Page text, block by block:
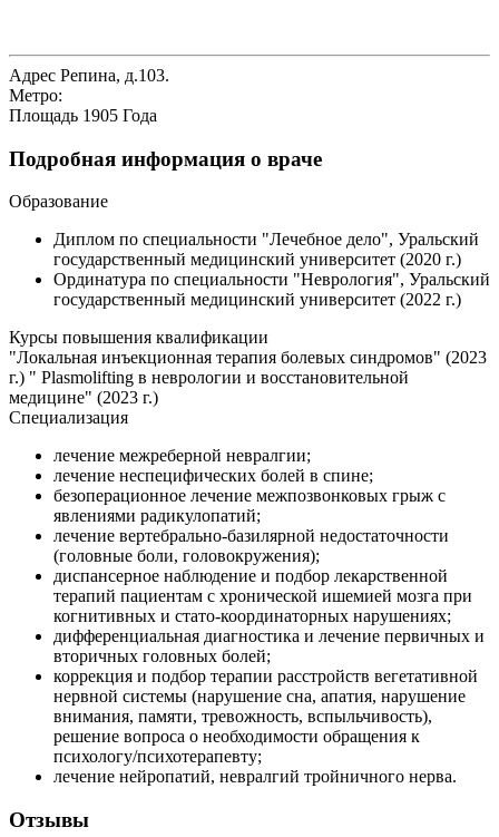
Адрес Репина, д.103.
Метро:
Площадь 1905 Года
Подробная информация о враче
Образование
Диплом по специальности "Лечебное дело", Уральский
государственный медицинский университет (2020 г.)
Ординатура по специальности "Неврология", Уральский
государственный медицинский университет (2022 г.)
Курсы повышения квалификации
"Локальная инъекционная терапия болевых синдромов" (2023
г.) " Plasmolifting в неврологии и восстановительной
медицине" (2023 г.)
Специализация
лечение межреберной невралгии;
лечение неспецифических болей в спине;
безоперационное лечение межпозвонковых грыж с
явлениями радикулопатий;
лечение вертебрально-базилярной недостаточности
(головные боли, головокружения);
диспансерное наблюдение и подбор лекарственной
терапий пациентам с хронической ишемией мозга при
когнитивных и стато-координаторных нарушениях;
дифференциальная диагностика и лечение первичных и
вторичных головных болей;
коррекция и подбор терапии расстройств вегетативной
нервной системы (нарушение сна, апатия, нарушение
внимания, памяти, тревожность, вспыльчивость),
решение вопроса о необходимости обращения к
психологу/психотерапевту;
лечение нейропатий, невралгий тройничного нерва.
Отзывы